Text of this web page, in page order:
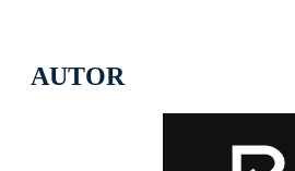
AUTOR